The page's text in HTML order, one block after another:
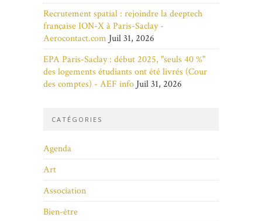
Recrutement spatial : rejoindre la deeptech
française ION-X à Paris-Saclay -
Aerocontact.com Juil 31, 2026
EPA Paris-Saclay : début 2025, "seuls 40 %"
des logements étudiants ont été livrés (Cour
des comptes) - AEF info Juil 31, 2026
CATÉGORIES
Agenda
Art
Association
Bien-être